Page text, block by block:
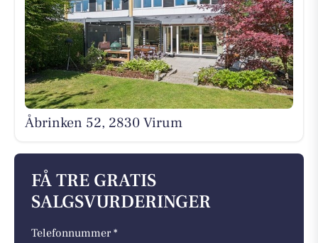
Åbrinken 52, 2830 Virum
FÅ TRE GRATIS
SALGSVURDERINGER
Telefonnummer *